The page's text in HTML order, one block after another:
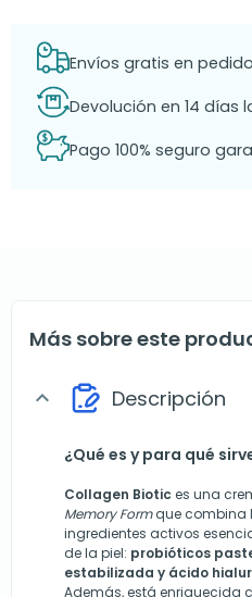
Envíos gratis en
Devolución en 14 días
Pago 100% seguro
Más sobre este
expand_more Descripción
¿Qué es y para qué
Collagen Biotices una
Memory Formque combina
ingredientes activos
de la piel: probióticos
estabilizada y ácido
Además, está enriquecida